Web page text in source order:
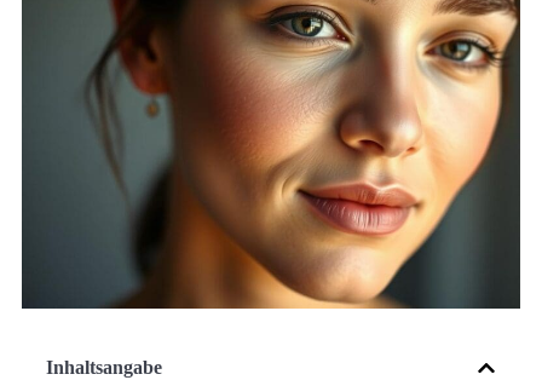
Inhaltsangabe